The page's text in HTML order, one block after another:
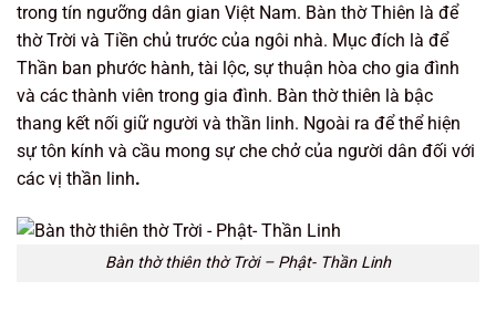
trong tín ngưỡng dân gian Việt Nam. Bàn thờ Thiên là để
thờ Trời và Tiền chủ trước của ngôi nhà. Mục đích là để
Thần ban phước hành, tài lộc, sự thuận hòa cho gia đình
và các thành viên trong gia đình. Bàn thờ thiên là bậc
thang kết nối giữ người và thần linh. Ngoài ra để thể hiện
sự tôn kính và cầu mong sự che chở của người dân đối với
các vị thần linh.
Bàn thờ thiên thờ Trời – Phật- Thần Linh